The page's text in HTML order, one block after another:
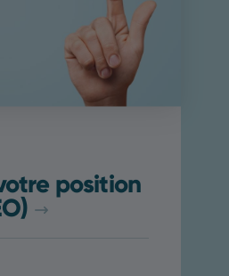
position